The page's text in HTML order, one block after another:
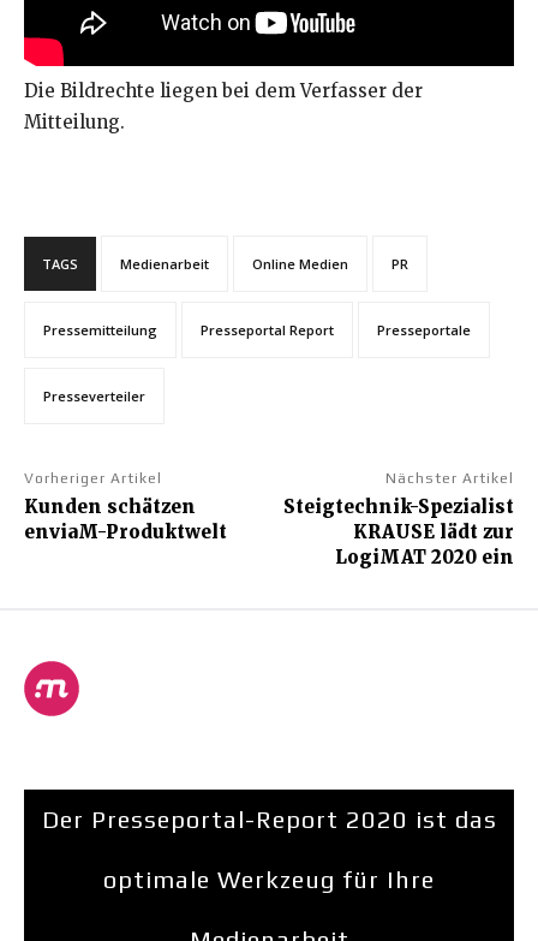
Die Bildrechte liegen bei dem Verfasser der
Mitteilung.
TAGS Medienarbeit Online Medien PR
Pressemitteilung Presseportal Report Presseportale
Presseverteiler
Vorheriger Artikel
Kunden schätzen
enviaM-Produktwelt
Nächster Artikel
Steigtechnik-Spezialist
KRAUSE lädt zur
LogiMAT 2020 ein
Der Presseportal-Report 2020 ist das
optimale Werkzeug für Ihre